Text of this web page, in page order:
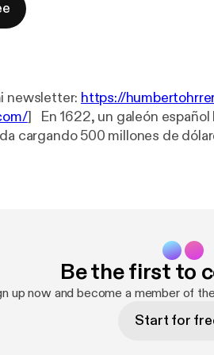
newsletter: https://
] En 1622, un galeón español llamado el Atocha se hundió en las
cargando 500 millones de
lado del país para buscarlo. Lo
de escucharla, la excusa que
Be the first to
up now and become a member of
Start for